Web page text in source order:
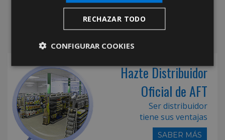
Hazte Distribuidor
Oficial de AFT
Ser distribuidor
tiene sus ventajas
SABER MÁS
RECHAZAR TODO
CONFIGURAR COOKIES